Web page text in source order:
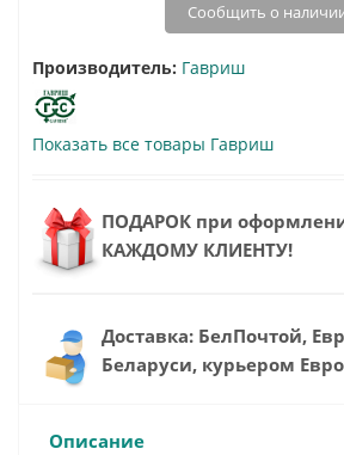
Сообщить о
Производитель: Гавриш
Показать все товары Гавриш
ПОДАРОК при
КАЖДОМУ КЛИЕНТУ!
Доставка: БелПочтой,
Беларуси, курьером
Описание